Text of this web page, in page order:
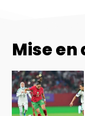
Mise